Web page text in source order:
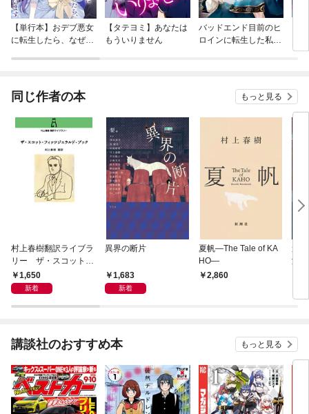
【単行本】おデブ悪女
に転生したら、なぜか
【タテヨミ】あなたは
もういりません
バッドエンド目前のヒ
ロインに転生した私、
同じ作者の本 もっと見る
村上春樹翻訳ライブラ
リー ザ・スコット・
フィッツジェラルド・
ブック
1,650
新着
異界の断片
1,683
新着
夏帆—The Tale of KA
HO—
2,860
遠
潮
講談社のおすすめ本 もっと見る